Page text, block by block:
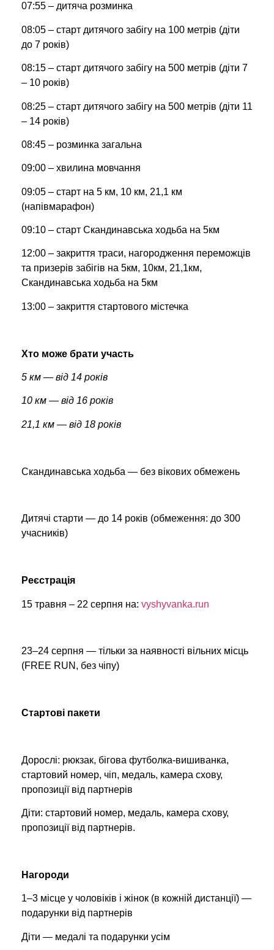
07:55 – дитяча розминка
08:05 – старт дитячого забігу на 100 метрів (діти
до 7 років)
08:15 – старт дитячого забігу на 500 метрів (діти 7
– 10 років)
08:25 – старт дитячого забігу на 500 метрів (діти 11
– 14 років)
08:45 – розминка загальна
09:00 – хвилина мовчання
09:05 – старт на 5 км, 10 км, 21,1 км
(напівмарафон)
09:10 – старт Скандинавська ходьба на 5км
12:00 – закриття траси, нагородження переможців
та призерів забігів на 5км, 10км, 21,1км,
Скандинавська ходьба на 5км
13:00 – закриття стартового містечка
Хто може брати участь
5 км — від 14 років
10 км — від 16 років
21,1 км — від 18 років
Скандинавська ходьба — без вікових обмежень
Дитячі старти — до 14 років (обмеження: до 300
учасників)
Реєстрація
15 травня – 22 серпня на: vyshyvanka.run
23–24 серпня — тільки за наявності вільних місць
(FREE RUN, без чіпу)
Стартові пакети
Дорослі: рюкзак, бігова футболка-вишиванка,
стартовий номер, чіп, медаль, камера схову,
пропозиції від партнерів
Діти: стартовий номер, медаль, камера схову,
пропозиції від партнерів.
Нагороди
1–3 місце у чоловіків і жінок (в кожній дистанції) —
подарунки від партнерів
Діти — медалі та подарунки усім